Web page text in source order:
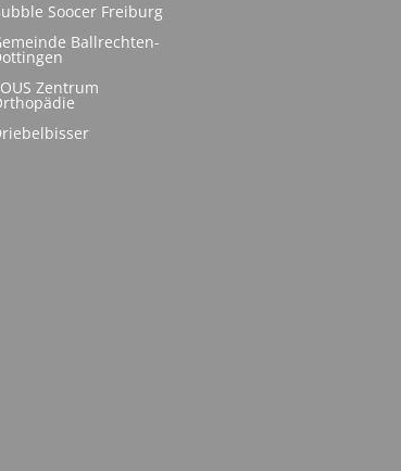
Soocer Freiburg
Ballrechten-
Zentrum